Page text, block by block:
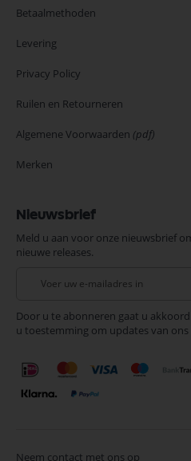
Betaalmethoden
Levering
Privacy Policy
Ruilen en Retourneren
Algemene Voorwaarden (pdf)
Merken
Nieuwsbrief
Meld u aan voor onze nieuwsbrief
nieuwe releases.
onze
nieuwsbrief
Door u te abonneren gaat u
u toestemming om updates van
Neem contact met ons op